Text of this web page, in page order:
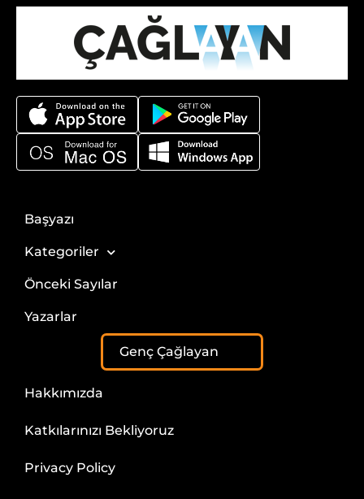
Başyazı
Kategoriler
Önceki Sayılar
Yazarlar
Genç Çağlayan
Hakkımızda
Katkılarınızı Bekliyoruz
Privacy Policy